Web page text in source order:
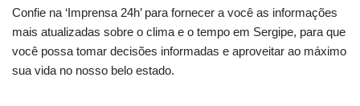
Confie na ‘Imprensa 24h’ para fornecer a você as informações
mais atualizadas sobre o clima e o tempo em Sergipe, para que
você possa tomar decisões informadas e aproveitar ao máximo
sua vida no nosso belo estado.